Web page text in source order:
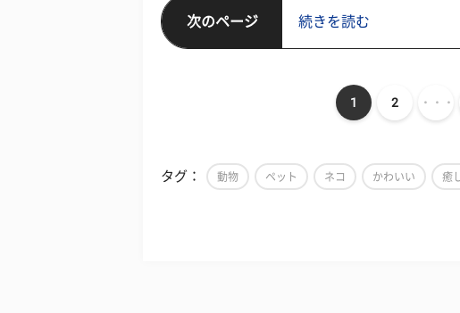
次のページ 続きを読む
1 2 ・・・
タグ： 動物 ペット ネコ かわいい 癒